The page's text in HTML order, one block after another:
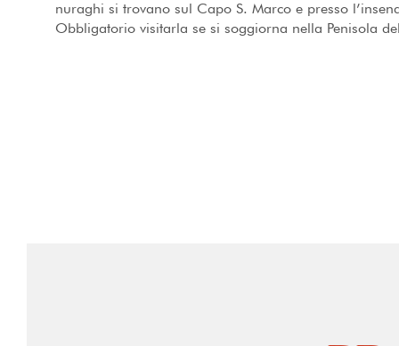
nuraghi si trovano sul Capo S. Marco e presso
Obbligatorio visitarla se si soggiorna nella Penisola